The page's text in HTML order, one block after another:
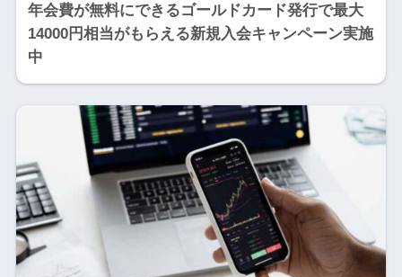
年会費が無料にできるゴールドカード発行で最大
14000円相当がもらえる新規入会キャンペーン実施
中